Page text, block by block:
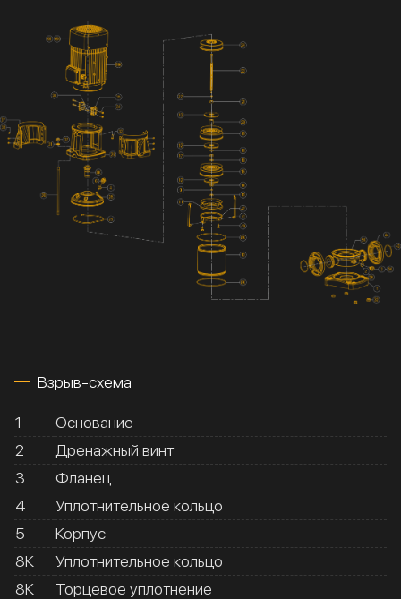
Взрыв-схема
1
Основание
2
Дренажный винт
3
Фланец
4
Уплотнительное кольцо
5
Корпус
8К
Уплотнительное кольцо
8К
Торцевое уплотнение